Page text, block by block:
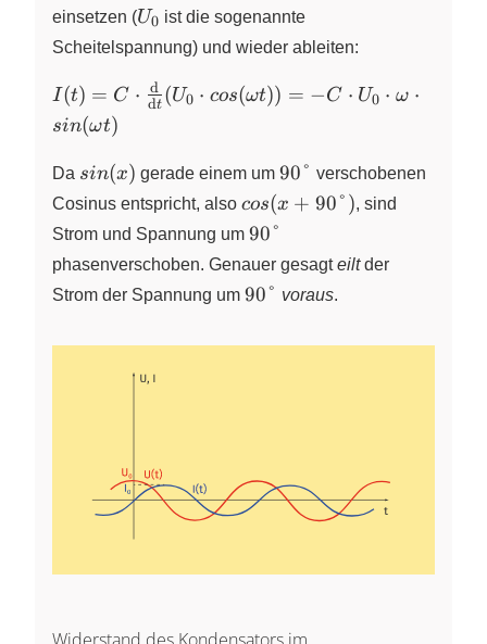
cos(\omega
t)
einsetzen (U_0
U0 ist die sogenannte
Scheitelspannung) und wieder ableiten:
I(t) = C \cdot
\frac{\text{d}}
{\text{d}t}
(U_0 \cdot
cos(\omega t))
= -C \cdot
U_{0} \cdot
\omega \cdot
sin(\omega t)
I(t) = C ⋅ dt
d (U0 ⋅ cos(ωt)) = −C ⋅ U0 ⋅ ω ⋅
sin(ωt)
Da sin(x)
sin(x) gerade einem um 90°
90° verschobenen
Cosinus entspricht, also cos(x+90°)
cos(x + 90°), sind
Strom und Spannung um 90°
90°
phasenverschoben. Genauer gesagteiltder
Strom der Spannung um 90°
90° voraus.